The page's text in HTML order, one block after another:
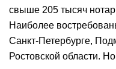
свыше 205 тысяч
Наиболее
Санкт-Петербурге,
Ростовской области.